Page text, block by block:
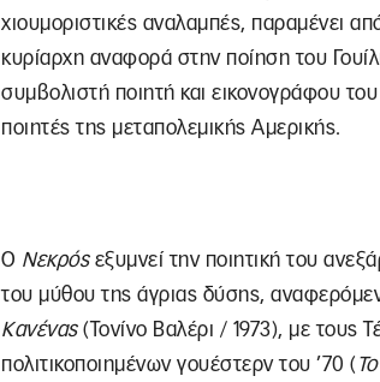
χιουμοριστικές αναλαμπές, παραμένει
κυρίαρχη αναφορά στην ποίηση του
συμβολιστή ποιητή και εικονογράφου του
ποιητές της μεταπολεμικής Αμερικής.
Ο Νεκρόςεξυμνεί την ποιητική του
του μύθου της άγριας δύσης,
Κανένας(Τονίνο Βαλέρι / 1973), με τους
πολιτικοποιημένων γουέστερν του ’70 (